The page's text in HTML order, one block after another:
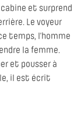
et surprend
Le voyeur
temps, l’homme
la femme.
et pousser à
il est écrit